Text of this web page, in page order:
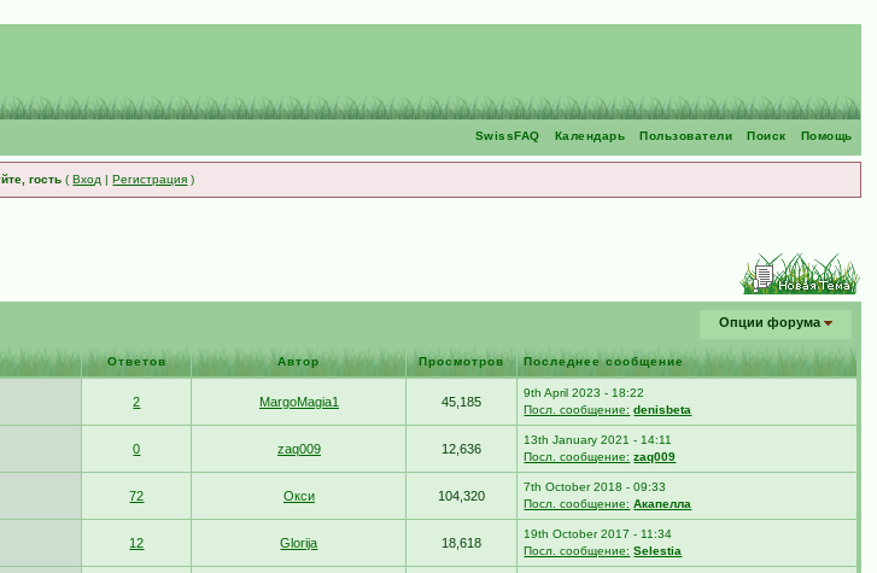
Помощь
Поиск
Пользователи
Календарь
SwissFAQ
гость (Вход |Регистрация )
Опции форума
Ответов Автор Просмотров Последнее сообщение
2 MargoMagia1 45,185
9th April 2023 - 18:22
Посл. сообщение: denisbeta
0 zaq009 12,636
13th January 2021 - 14:11
Посл. сообщение: zaq009
72 Окси 104,320
7th October 2018 - 09:33
Посл. сообщение: Акапелла
12 Glorija 18,618
19th October 2017 - 11:34
Посл. сообщение: Selestia